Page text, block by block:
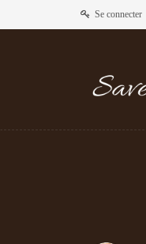
Se connecter